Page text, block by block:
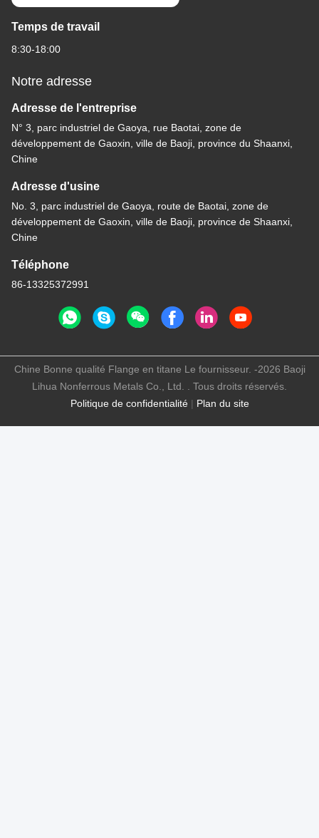
Temps de travail
8:30-18:00
Notre adresse
Adresse de l'entreprise
N° 3, parc industriel de Gaoya, rue Baotai, zone de
développement de Gaoxin, ville de Baoji, province du Shaanxi,
Chine
Adresse d'usine
No. 3, parc industriel de Gaoya, route de Baotai, zone de
développement de Gaoxin, ville de Baoji, province de Shaanxi,
Chine
Téléphone
86-13325372991
Politique de confidentialité| Plan du site
Chine Bonne qualité Flange en titane Le fournisseur. -2026 Baoji
Lihua Nonferrous Metals Co., Ltd. . Tous droits réservés.